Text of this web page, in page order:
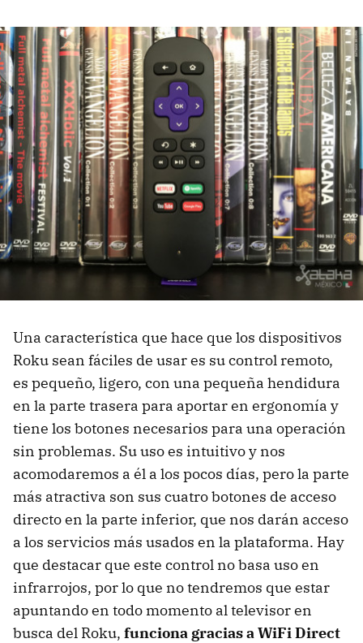
Una característica que hace que los dispositivos
Roku sean fáciles de usar es su control remoto,
es pequeño, ligero, con una pequeña hendidura
en la parte trasera para aportar en ergonomía y
tiene los botones necesarios para una operación
sin problemas. Su uso es intuitivo y nos
acomodaremos a él a los pocos días, pero la parte
más atractiva son sus cuatro botones de acceso
directo en la parte inferior, que nos darán acceso
a los servicios más usados en la plataforma. Hay
que destacar que este control no basa uso en
infrarrojos, por lo que no tendremos que estar
apuntando en todo momento al televisor en
busca del Roku, funciona gracias a WiFi Direct